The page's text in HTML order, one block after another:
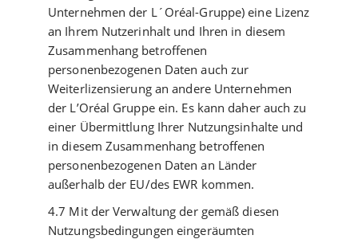
Unternehmen der L´Oréal-Gruppe) eine Lizenz
an Ihrem Nutzerinhalt und Ihren in diesem
Zusammenhang betroffenen
personenbezogenen Daten auch zur
Weiterlizensierung an andere Unternehmen
der L’Oréal Gruppe ein. Es kann daher auch zu
einer Übermittlung Ihrer Nutzungsinhalte und
in diesem Zusammenhang betroffenen
personenbezogenen Daten an Länder
außerhalb der EU/des EWR kommen.
4.7 Mit der Verwaltung der gemäß diesen
Nutzungsbedingungen eingeräumten